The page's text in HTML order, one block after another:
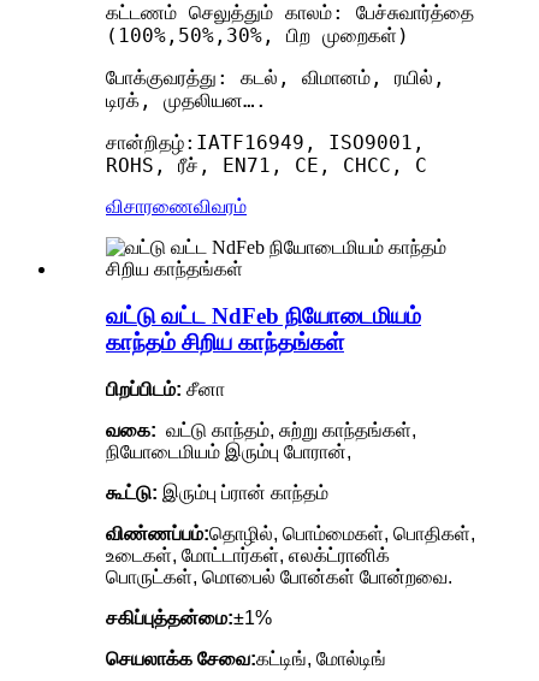
கட்டணம் செலுத்தும் காலம்: பேச்சுவார்த்தை
(100%,50%,30%, பிற முறைகள்)
போக்குவரத்து: கடல், விமானம், ரயில்,
டிரக், முதலியன….
சான்றிதழ்:IATF16949, ISO9001,
ROHS, ரீச், EN71, CE, CHCC, C
விசாரணைவிவரம்
வட்டு வட்ட NdFeb நியோடைமியம்
காந்தம் சிறிய காந்தங்கள்
பிறப்பிடம்: சீனா
வகை: வட்டு காந்தம், சுற்று காந்தங்கள்,
நியோடைமியம் இரும்பு போரான்,
கூட்டு: இரும்பு ப்ரான் காந்தம்
விண்ணப்பம்:தொழில், பொம்மைகள், பொதிகள்,
உடைகள், மோட்டார்கள், எலக்ட்ரானிக்
பொருட்கள், மொபைல் போன்கள் போன்றவை.
சகிப்புத்தன்மை:±1%
செயலாக்க சேவை:கட்டிங், மோல்டிங்